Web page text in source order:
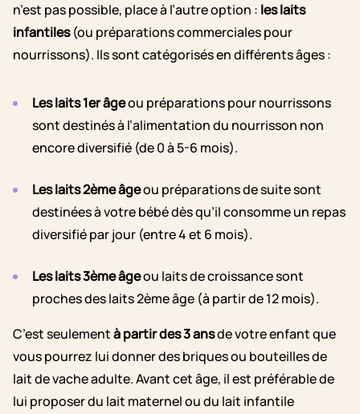
n’est pas possible, place à l’autre option : les laits
infantiles(ou préparations commerciales pour
nourrissons). Ils sont catégorisés en différents âges :
Les laits 1er âgeou préparations pour nourrissons
sont destinés à l’alimentation du nourrisson non
encore diversifié (de 0 à 5-6 mois).
Les laits 2ème âgeou préparations de suite sont
destinées à votre bébé dès qu’il consomme un repas
diversifié par jour (entre 4 et 6 mois).
Les laits 3ème âgeou laits de croissance sont
proches des laits 2ème âge (à partir de 12 mois).
C’est seulementà partir des 3 ansde votre enfant que
vous pourrez lui donner des briques ou bouteilles de
lait de vache adulte. Avant cet âge, il est préférable de
lui proposer du lait maternel ou du lait infantile